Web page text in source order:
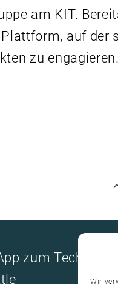
Wir
am KIT.
auf der
zu engagieren.
zum Tech-